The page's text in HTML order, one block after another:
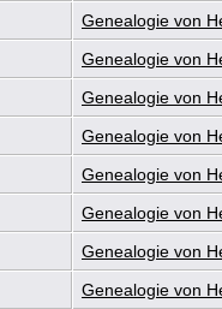
Genealogie von
Genealogie von
Genealogie von
Genealogie von
Genealogie von
Genealogie von
Genealogie von
Genealogie von